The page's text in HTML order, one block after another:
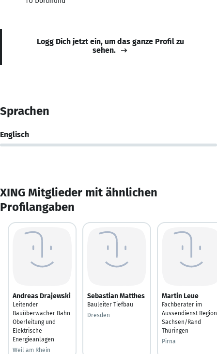
Logg Dich jetzt ein, um das ganze Profil zu
sehen.
Sprachen
Englisch
XING Mitglieder mit ähnlichen
Profilangaben
Andreas Drajewski
Leitender
Bauüberwacher Bahn
Oberleitung und
Elektrische
Energieanlagen
Weil am Rhein
Sebastian Matthes
Bauleiter Tiefbau
Dresden
Martin Leue
Fachberater im
Aussendienst Region
Sachsen/Rand
Thüringen
Pirna